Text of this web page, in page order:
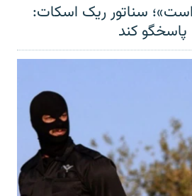
سناتور ریک اسکات:
پاسخگو کند